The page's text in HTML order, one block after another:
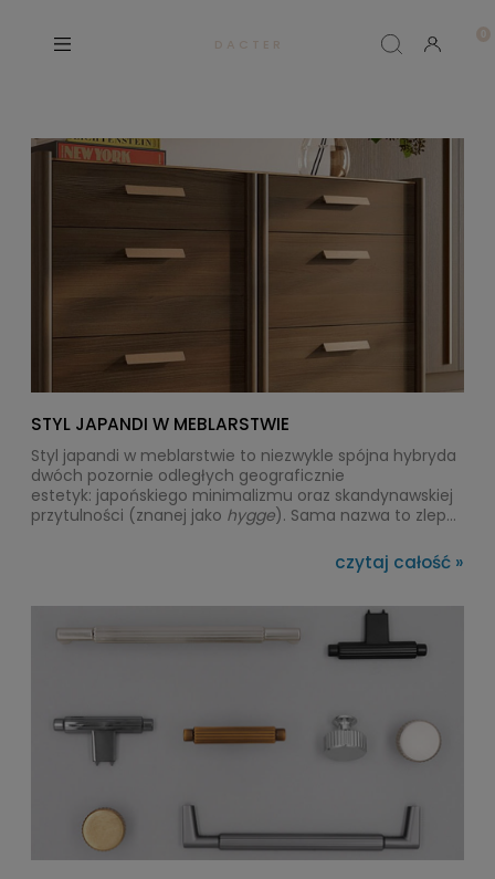
D A C T E R
STYL JAPANDI W MEBLARSTWIE
Styl japandi w meblarstwie to niezwykle spójna hybryda
dwóch pozornie odległych geograficznie
estetyk: japońskiego minimalizmu oraz skandynawskiej
przytulności (znanej jako hygge). Sama nazwa to zlepek
stworzenie mebli i wnętrz, które niosą ze sobą spokój,
harmonię oraz bliskość z naturą, rezygnując z
czytaj całość »